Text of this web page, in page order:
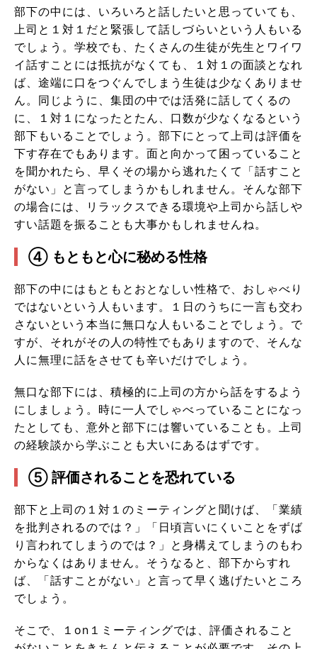
部下の中には、いろいろと話したいと思っていても、
上司と１対１だと緊張して話しづらいという人もいる
でしょう。学校でも、たくさんの生徒が先生とワイワ
イ話すことには抵抗がなくても、１対１の面談となれ
ば、途端に口をつぐんでしまう生徒は少なくありませ
ん。同じように、集団の中では活発に話してくるの
に、１対１になったとたん、口数が少なくなるという
部下もいることでしょう。部下にとって上司は評価を
下す存在でもあります。面と向かって困っていること
を聞かれたら、早くその場から逃れたくて「話すこと
がない」と言ってしまうかもしれません。そんな部下
の場合には、リラックスできる環境や上司から話しや
すい話題を振ることも大事かもしれませんね。
④ もともと心に秘める性格
部下の中にはもともとおとなしい性格で、おしゃべり
ではないという人もいます。１日のうちに一言も交わ
さないという本当に無口な人もいることでしょう。で
すが、それがその人の特性でもありますので、そんな
人に無理に話をさせても辛いだけでしょう。
無口な部下には、積極的に上司の方から話をするよう
にしましょう。時に一人でしゃべっていることになっ
たとしても、意外と部下には響いていることも。上司
の経験談から学ぶことも大いにあるはずです。
⑤ 評価されることを恐れている
部下と上司の１対１のミーティングと聞けば、「業績
を批判されるのでは？」「日頃言いにくいことをずば
り言われてしまうのでは？」と身構えてしまうのもわ
からなくはありません。そうなると、部下からすれ
ば、「話すことがない」と言って早く逃げたいところ
でしょう。
そこで、１on１ミーティングでは、評価されること